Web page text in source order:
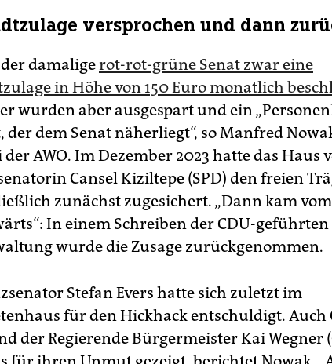
versprochen und dann
damaligerot-rot-grüne Senat zwar eine
in Höhe von 150 Euro monatlich
wurden aber ausgespart und ein
dem Senat näherliegt“, so Manfred
AWO. Im Dezember 2023 hatte das Haus
Cansel Kiziltepe (SPD) den freien
zunächst zugesichert. „Dann kam
In einem Schreiben der CDU-geführten
wurde die Zusage zurückgenommen.
Stefan Evers hatte sich zuletzt im
für den Hickhack entschuldigt. Auch
der Regierende Bürgermeister Kai Wegner